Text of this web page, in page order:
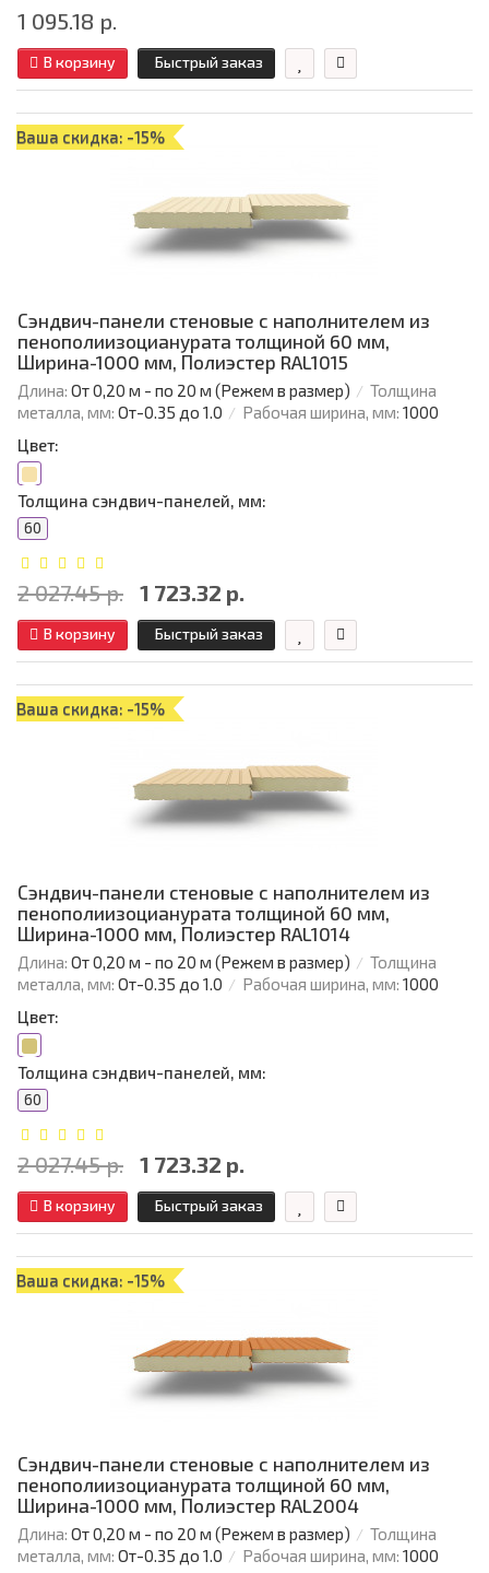
1 095.18 р.
В корзину Быстрый заказ
Ваша скидка: -15%
Сэндвич-панели стеновые с наполнителем из
пенополиизоцианурата толщиной 60 мм,
Ширина-1000 мм, Полиэстер RAL1015
Длина: От 0,20 м - по 20 м (Режем в размер)
Толщина
металла, мм: От-0.35 до 1.0 Рабочая ширина, мм: 1000
Цвет:
Толщина сэндвич-панелей, мм:
60
2 027.45 р. 1 723.32 р.
В корзину Быстрый заказ
Ваша скидка: -15%
Сэндвич-панели стеновые с наполнителем из
пенополиизоцианурата толщиной 60 мм,
Ширина-1000 мм, Полиэстер RAL1014
Длина: От 0,20 м - по 20 м (Режем в размер)
Толщина
металла, мм: От-0.35 до 1.0 Рабочая ширина, мм: 1000
Цвет:
Толщина сэндвич-панелей, мм:
60
2 027.45 р. 1 723.32 р.
В корзину Быстрый заказ
Ваша скидка: -15%
Сэндвич-панели стеновые с наполнителем из
пенополиизоцианурата толщиной 60 мм,
Ширина-1000 мм, Полиэстер RAL2004
Длина: От 0,20 м - по 20 м (Режем в размер)
Толщина
металла, мм: От-0.35 до 1.0 Рабочая ширина, мм: 1000